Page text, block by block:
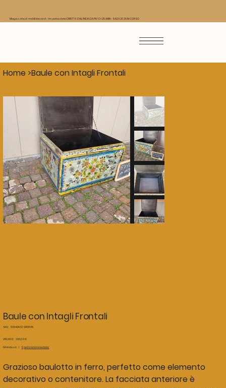
Home >Baule con Intagli Frontali
Baule con Intagli Frontali
SKU: SKU
SR13538
53X42X32 SR13538
Prezzo
originale
280,00 € Prezzo
scontato
220,00 €
IVA inclusa Spedizioni immediate
Grazioso baulotto in ferro, perfetto come elemento
decorativo o contenitore. La facciata anteriore è
Magazzino di mobili low cost - Importazione DIRETTA DALL'INDIA DA PIU' DI 25 ANNI - SALDI 2026 IN CORSO